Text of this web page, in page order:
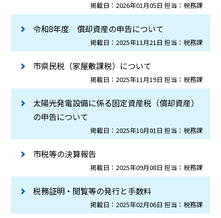
掲載日：2026年01月05日 担当：税務課
令和8年度 償却資産の申告について
掲載日：2025年11月21日 担当：税務課
市県民税（家屋敷課税）について
掲載日：2025年11月19日 担当：税務課
太陽光発電設備に係る固定資産税（償却資産）
の申告について
掲載日：2025年10月01日 担当：税務課
市税等の決算報告
掲載日：2025年09月08日 担当：税務課
税務証明・閲覧等の発行と手数料
掲載日：2025年02月06日 担当：税務課